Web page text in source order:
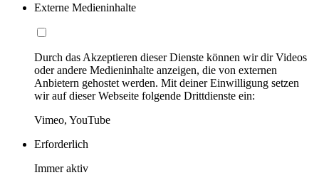
Externe Medieninhalte
Durch das Akzeptieren dieser Dienste können wir dir Videos
oder andere Medieninhalte anzeigen, die von externen
Anbietern gehostet werden. Mit deiner Einwilligung setzen
wir auf dieser Webseite folgende Drittdienste ein:
Vimeo, YouTube
Erforderlich
Immer aktiv